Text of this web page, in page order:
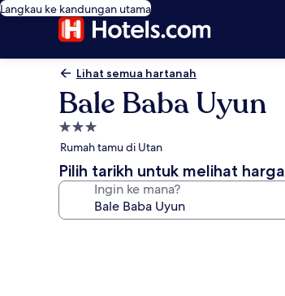
Langkau ke kandungan utama
Lihat semua hartanah
Bale Baba Uyun
Hartanah
3.0
bintang
Rumah tamu di Utan
Pilih tarikh untuk melihat harga
Ingin ke mana?